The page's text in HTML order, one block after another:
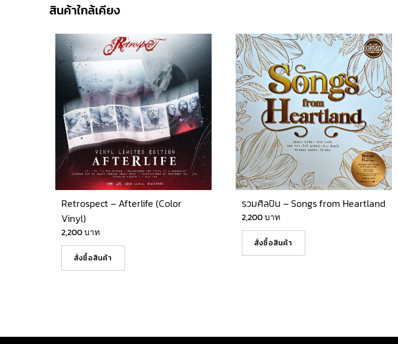
สินค้าใกล้เคียง
Retrospect – Afterlife (Color
Vinyl)
2,200บาท
สั่งซื้อสินค้า
รวมศิลปิน – Songs from Heartland
2,200บาท
สั่งซื้อสินค้า